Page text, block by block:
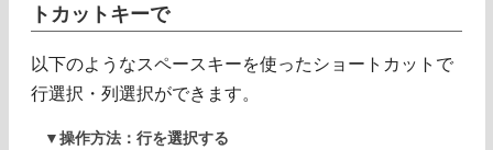
トカットキーで
以下のようなスペースキーを使ったショートカットで
行選択・列選択ができます。
▼操作方法：行を選択する